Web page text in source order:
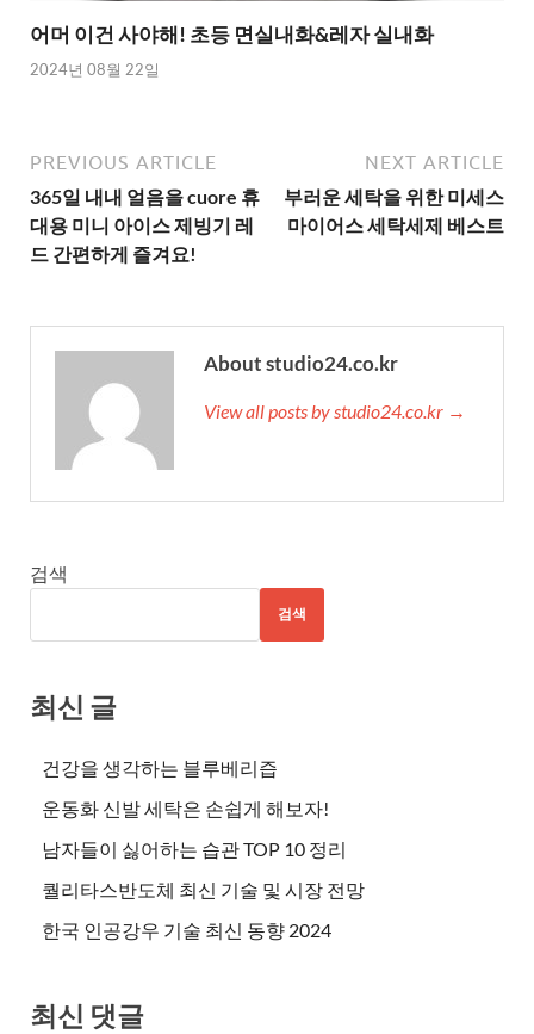
어머 이건 사야해! 초등 면실내화&레자 실내화
2024년 08월 22일
PREVIOUS ARTICLE
365일 내내 얼음을 cuore 휴
대용 미니 아이스 제빙기 레
드 간편하게 즐겨요!
NEXT ARTICLE
부러운 세탁을 위한 미세스
마이어스 세탁세제 베스트
About studio24.co.kr
View all posts by studio24.co.kr →
검색
검색
최신 글
건강을 생각하는 블루베리즙
운동화 신발 세탁은 손쉽게 해보자!
남자들이 싫어하는 습관 TOP 10 정리
퀄리타스반도체 최신 기술 및 시장 전망
한국 인공강우 기술 최신 동향 2024
최신 댓글